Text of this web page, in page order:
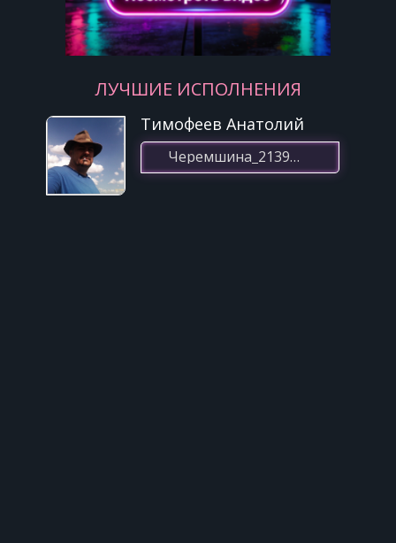
Николай Гнатюк
Мы молодые
ЛУЧШИЕ ИСПОЛНЕНИЯ
Тимофеев Анатолий
Черемшина_2139(01.03.2023 15:01)